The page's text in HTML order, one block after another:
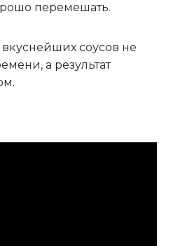
перемешать.
соусов не
а результат